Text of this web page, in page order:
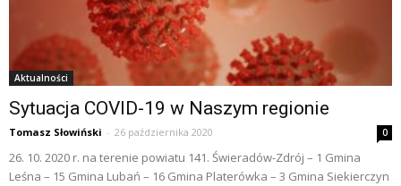
Aktualności
Sytuacja COVID-19 w Naszym regionie
Tomasz Słowiński - 26 października 2020 0
26. 10. 2020 r. na terenie powiatu 141. Świeradów-Zdrój – 1 Gmina
Leśna – 15 Gmina Lubań – 16 Gmina Platerówka – 3 Gmina Siekierczyn